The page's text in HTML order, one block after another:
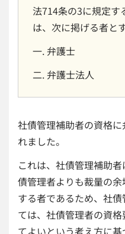
法714条の3に規定す
は、次に掲げる者と
弁護士
弁護士法人
社債管理補助者の資格
れました。
これは、社債管理補助
債管理者よりも裁量の
する者であるため、社
ては、社債管理者の資
てよいという考え方に基